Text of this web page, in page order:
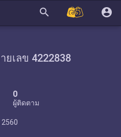
search account_circle
ยเลข 4222838
0
ผู้ติดตาม